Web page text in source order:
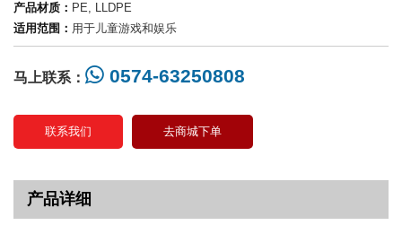
产品材质： PE, LLDPE
适用范围： 用于儿童游戏和娱乐
马上联系： 0574-63250808
联系我们 去商城下单
产品详细